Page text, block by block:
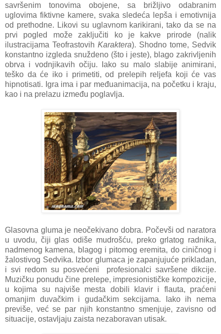
savršenim tonovima obojene, sa brižljivo odabranim
uglovima fiktivne kamere, svaka sledeća lepša i emotivnija
od prethodne. Likovi su uglavnom karikirani, tako da se na
prvi pogled može zaključiti ko je kakve prirode (nalik
ilustracijama Teofrastovih Karaktera). Shodno tome, Sedvik
konstantno izgleda snuždeno (što i jeste), blago zakrivljenih
obrva i vodnjikavih očiju. Iako su malo slabije animirani,
teško da će iko i primetiti, od prelepih reljefa koji će vas
hipnotisati. Igra ima i par međuanimacija, na početku i kraju,
kao i na prelazu između poglavlja.
Glasovna gluma je neočekivano dobra. Počevši od naratora
u uvodu, čiji glas odiše mudrošću, preko grlatog radnika,
nadmenog kamena, blagog i pitomog eremita, do ciničnog i
žalostivog Sedvika. Izbor glumaca je zapanjujuće prikladan,
i svi redom su posvećeni profesionalci savršene dikcije.
Muzičku ponudu čine prelepe, impresionističke kompozicije,
u kojima su najviše mesta dobili klavir i flauta, praćeni
omanjim duvačkim i gudačkim sekcijama. Iako ih nema
previše, već se par njih konstantno smenjuje, zavisno od
situacije, ostavljaju zaista nezaboravan utisak.